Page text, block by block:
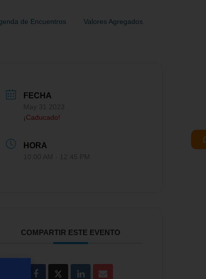
de Encuentros Valores Agregados
FECHA
¡Caducado!
HORA
COMPARTIR ESTE EVENTO